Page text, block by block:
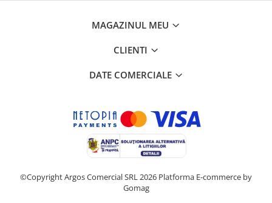
MAGAZINUL MEU
CLIENTI
DATE COMERCIALE
©Copyright Argos Comercial SRL 2026 Platforma E-commerce by
Gomag